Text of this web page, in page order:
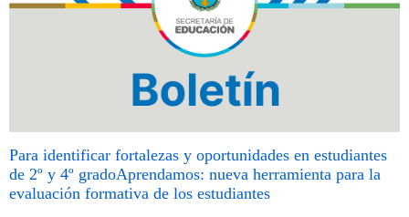
Para identificar fortalezas y oportunidades en estudiantes
de 2º y 4º gradoAprendamos: nueva herramienta para la
evaluación formativa de los estudiantes